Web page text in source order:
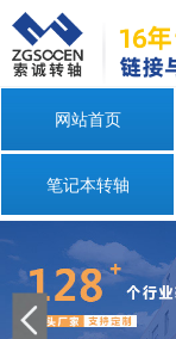
网站首页
笔记本转轴